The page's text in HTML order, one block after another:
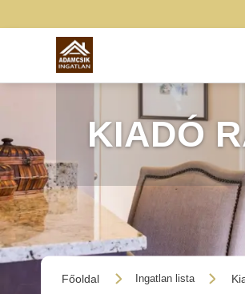
KIADÓ
Főoldal Ingatlan lista